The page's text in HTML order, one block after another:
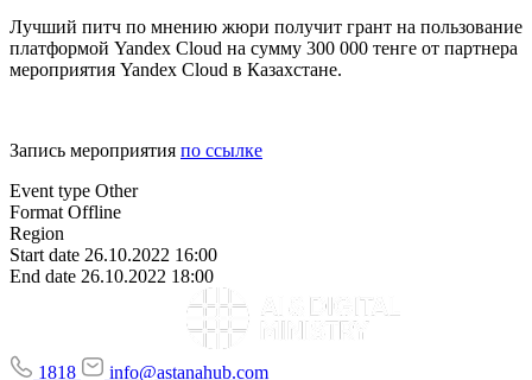
Лучший питч по мнению жюри получит грант на пользование
платформой Yandex Cloud на сумму 300 000 тенге от партнера
мероприятия Yandex Cloud в Казахстане.
Запись мероприятия по ссылке
Event type Other
Format Offline
Region
Start date 26.10.2022 16:00
End date 26.10.2022 18:00
1818 info@astanahub.com